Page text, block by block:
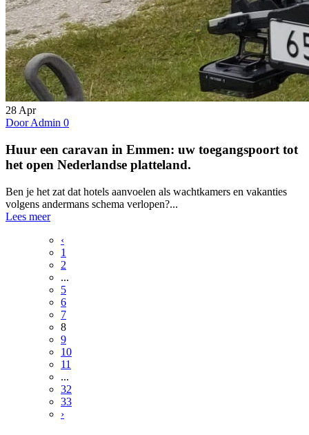
28Apr
Door Admin 0
Huur een caravan in Emmen: uw toegangspoort tot
het open Nederlandse platteland.
Ben je het zat dat hotels aanvoelen als wachtkamers en vakanties
volgens andermans schema verlopen?...
Lees meer
‹
1
2
...
5
6
7
8
9
10
11
...
32
33
›